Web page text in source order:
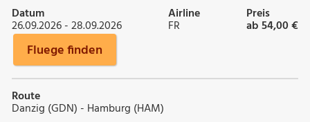
Datum
26.09.2026 - 28.09.2026
Airline
FR
Preis
ab 54,00 €
Fluege finden
Route
Danzig (GDN) - Hamburg (HAM)